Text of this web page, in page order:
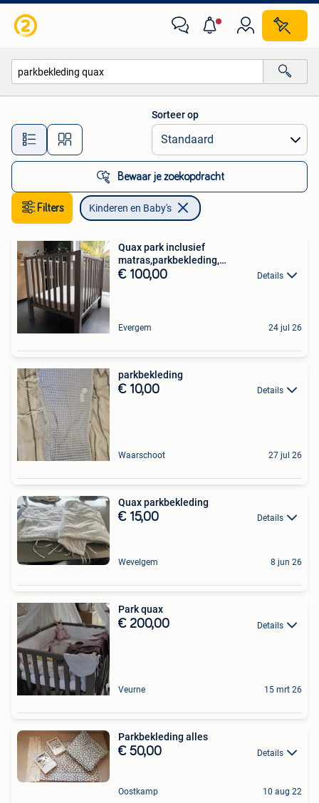
Alle afstanden…
Sorteer op
Bewaar je zoekopdracht
Filters Kinderen en Baby's
Quax park inclusief
matras,parkbekleding,
parkhemel,mobile
€ 100,00 Details
Evergem 24 jul 26
parkbekleding
€ 10,00 Details
Waarschoot 27 jul 26
Quax parkbekleding
€ 15,00 Details
Wevelgem 8 jun 26
Park quax
€ 200,00 Details
Veurne 15 mrt 26
Parkbekleding alles
€ 50,00 Details
Oostkamp 10 aug 22